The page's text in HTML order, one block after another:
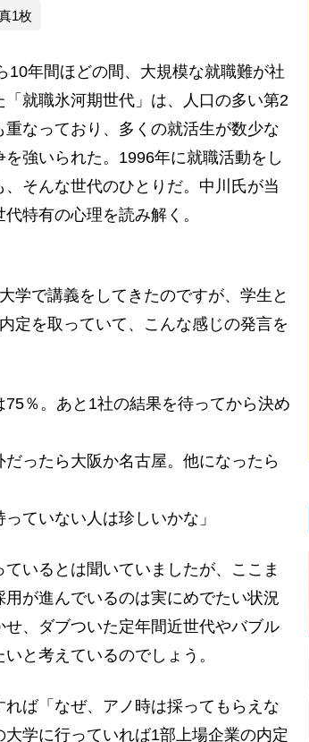
1枚
年間ほどの間、大規模な就職難が社
就職氷河期世代」は、人口の多い第2
なっており、多くの就活生が数少な
強いられた。1996年に就職活動をし
そんな世代のひとりだ。中川氏が当
特有の心理を読み解く。
学で講義をしてきたのですが、学生と
定を取っていて、こんな感じの発言を
75％。あと1社の結果を待ってから決め
だったら大阪か名古屋。他になったら
ていない人は珍しいかな」
いるとは聞いていましたが、ここま
が進んでいるのは実にめでたい状況
、ダブついた定年間近世代やバブル
と考えているのでしょう。
ば「なぜ、アノ時は採ってもらえな
学に行っていれば1部上場企業の内定